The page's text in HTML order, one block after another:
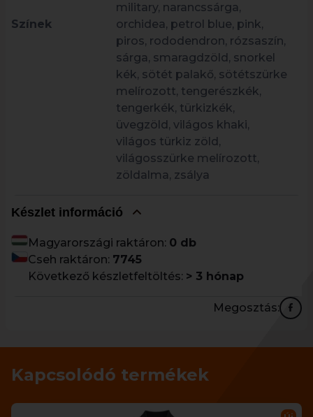
Színek
military, narancssárga,
orchidea, petrol blue, pink,
piros, rododendron, rózsaszín,
sárga, smaragdzöld, snorkel
kék, sötét palakő, sötétszürke
melírozott, tengerészkék,
tengerkék, türkizkék,
üvegzöld, világos khaki,
világos türkiz zöld,
világosszürke melírozott,
zöldalma, zsálya
Készlet információ
Magyarországi raktáron: 0 db
Cseh raktáron: 7745
Következő készletfeltöltés: > 3 hónap
Megosztás:
Kapcsolódó termékek